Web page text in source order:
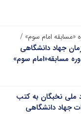
«مسابقه امام سوم» /
جهاد دانشگاهی
مسابقه«امام سوم»
ملی نخبگان به کتب
جهاد دانشگاهی